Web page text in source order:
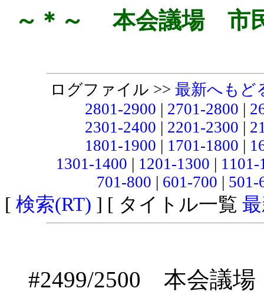
～＊～ 本会議場 市
ログファイル >> 最新へもど
2801-2900 | 2701-2800 |
2301-2400 | 2201-2300 |
1801-1900 | 1701-1800 |
1301-1400 | 1201-1300 |
701-800 | 601-700 |
[ 検索(RT) ] [ タイトル一覧
#2499/2500 本会議